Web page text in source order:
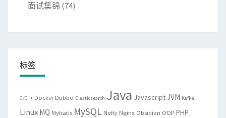
面试集锦 (74)
标签
C/C++ Docker Dubbo Elasticsearch Java JavascriptJVM Kafka
Linux MQ Mybatis MySQL Netty Nginx Obsidian OOP PHP